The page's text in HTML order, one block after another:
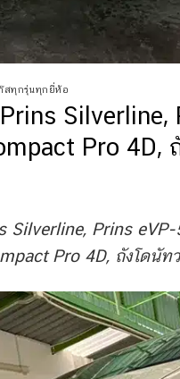
สทุกรุ่นทุกยี่ห้อ
Silverline,
Pro 4D,
Prins eVP-
Pro 4D, ถังโดนัท